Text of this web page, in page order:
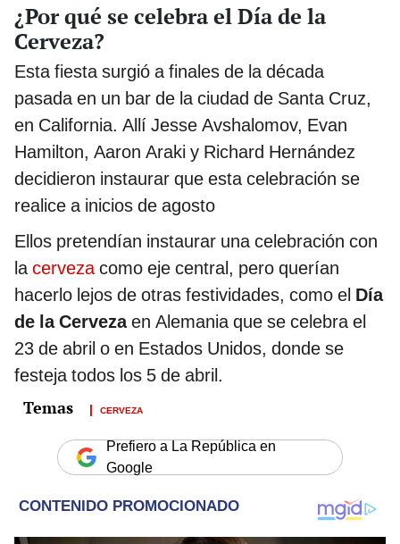
¿Por qué se celebra el Día de la
Cerveza?
Esta fiesta surgió a finales de la década
pasada en un bar de la ciudad de Santa Cruz,
en California. Allí Jesse Avshalomov, Evan
Hamilton, Aaron Araki y Richard Hernández
decidieron instaurar que esta celebración se
realice a inicios de agosto
Ellos pretendían instaurar una celebración con
la cerveza como eje central, pero querían
hacerlo lejos de otras festividades, como el Día
de la Cervezaen Alemania que se celebra el
23 de abril o en Estados Unidos, donde se
festeja todos los 5 de abril.
CERVEZA
Prefiero a La República en
Google